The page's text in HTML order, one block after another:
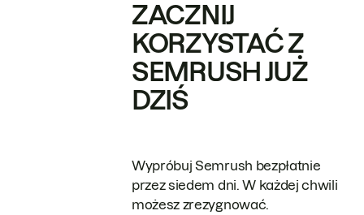
ZACZNIJ
KORZYSTAĆ Z
SEMRUSH JUŻ
DZIŚ
Wypróbuj Semrush bezpłatnie
przez siedem dni. W każdej chwili
możesz zrezygnować.